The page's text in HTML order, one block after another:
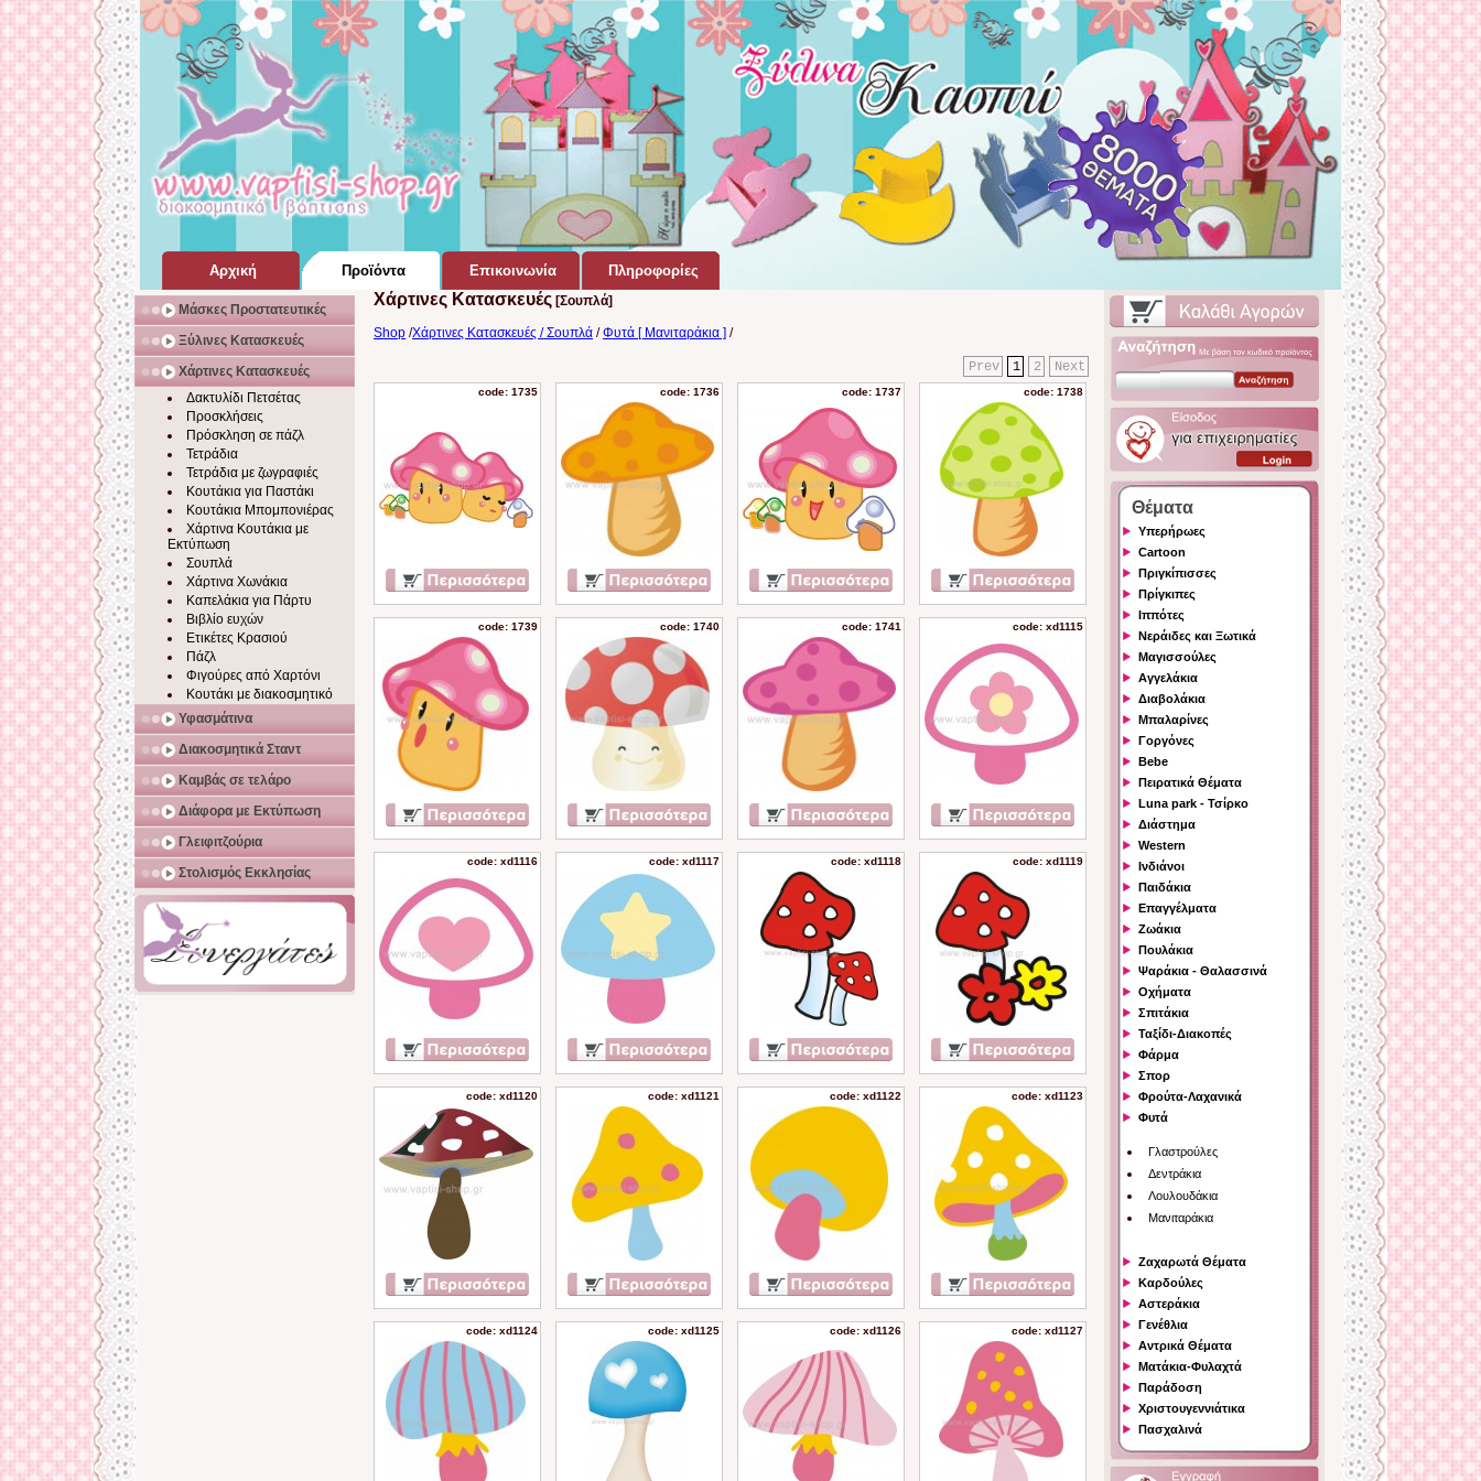
Αρχική
Σελίδα Home Page
Προϊόντα
για Βάπτιση
Επικοινωνία Πληροφορίες
Μάσκες Προστατευτικές
Ξύλινες Κατασκευές
Χάρτινες Κατασκευές
Δακτυλίδι Πετσέτας
Προσκλήσεις
Πρόσκληση σε πάζλ
Τετράδια
Τετράδια με ζωγραφιές
Κουτάκια για Παστάκι
Κουτάκια Μπομπονιέρας
Χάρτινα Κουτάκια με
Εκτύπωση
Σουπλά
Χάρτινα Χωνάκια
Καπελάκια για Πάρτυ
Βιβλίο ευχών
Ετικέτες Κρασιού
Πάζλ
Φιγούρες από Χαρτόνι
Κουτάκι με διακοσμητικό
Υφασμάτινα
Διακοσμητικά Σταντ
Καμβάς σε τελάρο
Διάφορα με Εκτύπωση
Γλειφιτζούρια
Στολισμός Εκκλησίας
Χάρτινες Κατασκευές [Σουπλά]
Shop /Χάρτινες Κατασκευές / Σουπλά /Φυτά [ Μανιταράκια ] /
Next
2
1
Prev
code: 1735 code: 1736 code: 1737 code: 1738
code: 1739 code: 1740 code: 1741 code: xd1115
code: xd1116 code: xd1117 code: xd1118 code: xd1119
code: xd1120 code: xd1121 code: xd1122 code: xd1123
code: xd1124 code: xd1125 code: xd1126 code: xd1127
Θέματα
Υπερήρωες
Cartoon
Πριγκίπισσες
Πρίγκιπες
Ιππότες
Νεράιδες και Ξωτικά
Μαγισσούλες
Αγγελάκια
Διαβολάκια
Μπαλαρίνες
Γοργόνες
Bebe
Πειρατικά Θέματα
Luna park - Τσίρκο
Διάστημα
Western
Ινδιάνοι
Παιδάκια
Επαγγέλματα
Ζωάκια
Πουλάκια
Ψαράκια - Θαλασσινά
Οχήματα
Σπιτάκια
Ταξίδι-Διακοπές
Φάρμα
Σπορ
Φρούτα-Λαχανικά
Φυτά
Γλαστρούλες
Δεντράκια
Λουλουδάκια
Μανιταράκια
Ζαχαρωτά Θέματα
Καρδούλες
Αστεράκια
Γενέθλια
Αντρικά Θέματα
Ματάκια-Φυλαχτά
Παράδοση
Χριστουγεννιάτικα
Πασχαλινά